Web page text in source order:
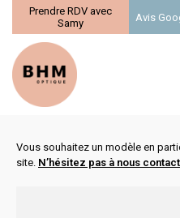
Prendre RDV avec
Samy
Avis
Vous souhaitez un modèle en
site. N’hésitez pas à nous